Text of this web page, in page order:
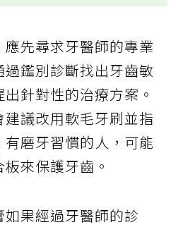
先尋求牙醫師的專業
鑑別診斷找出牙齒敏
針對性的治療方案。
議改用軟毛牙刷並指
磨牙習慣的人，可能
來保護牙齒。
果經過牙醫師的診